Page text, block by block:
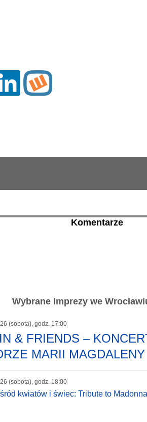
Komentarze
Wybrane imprezy we
(sobota), godz. 17:00
& FRIENDS –
MARII
(sobota), godz. 18:00
kwiatów i świec: Tribute to Madonna